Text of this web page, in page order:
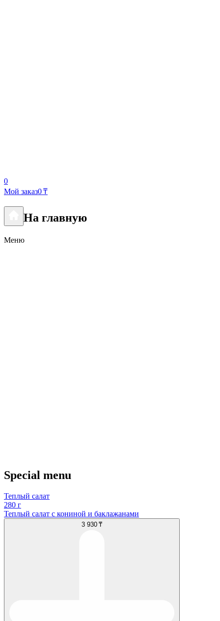
0
Мой заказ0 ₸
На главную
Меню
Special menu
Теплый салат
280 г
Теплый салат с кониной и баклажанами
3 930 ₸